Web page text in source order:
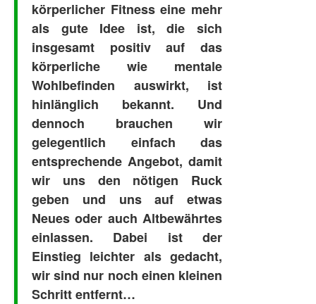
körperlicher Fitness eine mehr
als gute Idee ist, die sich
insgesamt positiv auf das
körperliche wie mentale
Wohlbefinden auswirkt, ist
hinlänglich bekannt. Und
dennoch brauchen wir
gelegentlich einfach das
entsprechende Angebot, damit
wir uns den nötigen Ruck
geben und uns auf etwas
Neues oder auch Altbewährtes
einlassen. Dabei ist der
Einstieg leichter als gedacht,
wir sind nur noch einen kleinen
Schritt entfernt…